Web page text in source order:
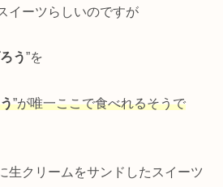
イーツらしいのですが
う”を
”が唯一ここで食べれるそうで
生クリームをサンドしたスイーツ